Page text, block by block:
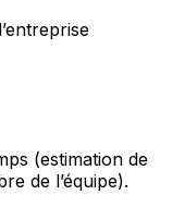
(estimation de
de l’équipe).